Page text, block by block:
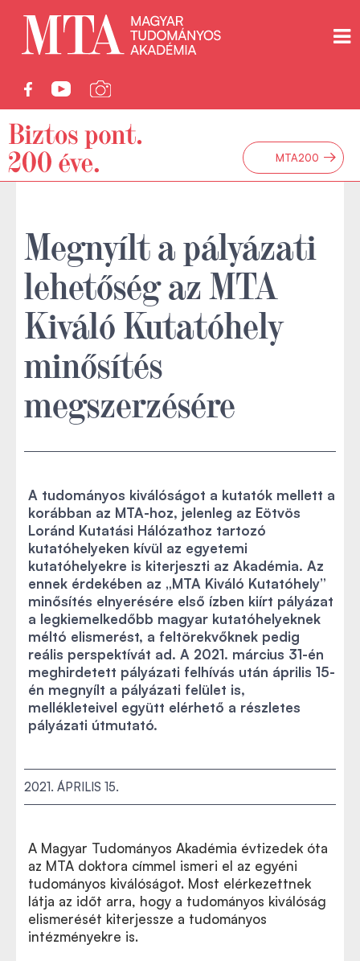
MTA200 →
Megnyílt a pályázati
lehetőség az MTA
Kiváló Kutatóhely
minősítés
megszerzésére
A tudományos kiválóságot a kutatók mellett a
korábban az MTA-hoz, jelenleg az Eötvös
Loránd Kutatási Hálózathoz tartozó
kutatóhelyeken kívül az egyetemi
kutatóhelyekre is kiterjeszti az Akadémia. Az
ennek érdekében az „MTA Kiváló Kutatóhely”
minősítés elnyerésére első ízben kiírt pályázat
a legkiemelkedőbb magyar kutatóhelyeknek
méltó elismerést, a feltörekvőknek pedig
reális perspektívát ad. A 2021. március 31-én
meghirdetett pályázati felhívás után április 15-
én megnyílt a pályázati felület is,
mellékleteivel együtt elérhető a részletes
pályázati útmutató.
2021. ÁPRILIS 15.
A Magyar Tudományos Akadémia évtizedek óta
az MTA doktora címmel ismeri el az egyéni
tudományos kiválóságot. Most elérkezettnek
látja az időt arra, hogy a tudományos kiválóság
elismerését kiterjessze a tudományos
intézményekre is.